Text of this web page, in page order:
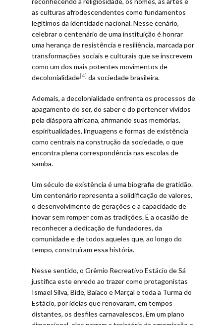
as culturas afrodescendentes como fundamentos
legítimos da identidade nacional. Nesse cenário,
celebrar o centenário de uma instituição é honrar
uma herança de resistência e resiliência, marcada por
transformações sociais e culturais que se inscrevem
como um dos mais potentes movimentos de
decolonialidade[4] da sociedade brasileira.
Ademais, a decolonialidade enfrenta os processos de
apagamento do ser, do saber e do pertencer vividos
pela diáspora africana, afirmando suas memórias,
espiritualidades, linguagens e formas de existência
como centrais na construção da sociedade, o que
encontra plena correspondência nas escolas de
samba.
Um século de existência é uma biografia de gratidão.
Um centenário representa a solidificação de valores,
o desenvolvimento de gerações e a capacidade de
inovar sem romper com as tradições. É a ocasião de
reconhecer a dedicação de fundadores, da
comunidade e de todos aqueles que, ao longo do
tempo, construíram essa história.
Nesse sentido, o Grêmio Recreativo Estácio de Sá
justifica este enredo ao trazer como protagonistas
Ismael Silva, Bide, Baiaco e Marçal e toda a Turma do
Estácio, por ideias que renovaram, em tempos
distantes, os desfiles carnavalescos. Em um plano